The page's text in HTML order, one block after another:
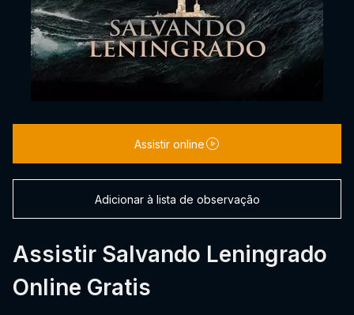
Assistir Salvando Leningrado
Online Gratis
Assistir online
Adicionar à lista de observação